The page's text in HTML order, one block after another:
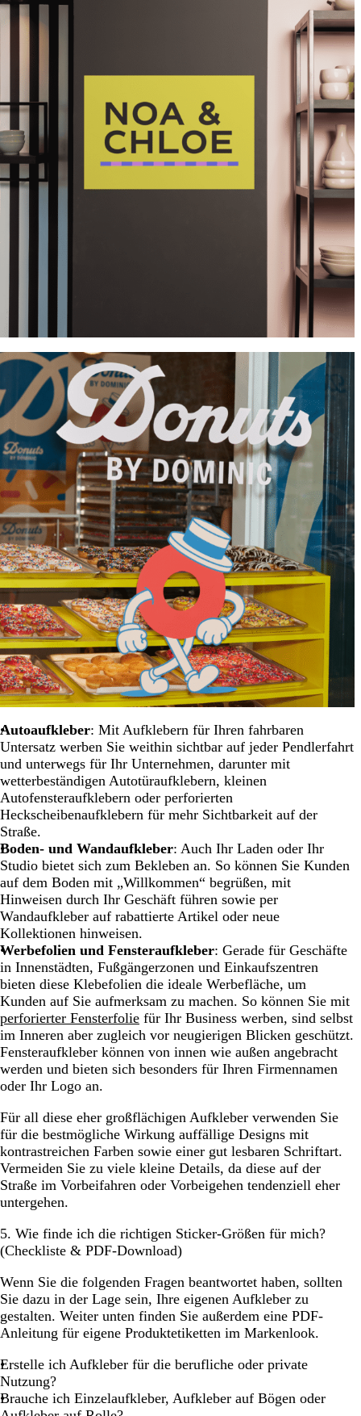
Autoaufkleber: Mit Aufklebern für Ihren fahrbaren
Untersatz werben Sie weithin sichtbar auf jeder Pendlerfahrt
und unterwegs für Ihr Unternehmen, darunter mit
wetterbeständigen Autotüraufklebern, kleinen
Autofensteraufklebern oder perforierten
Heckscheibenaufklebern für mehr Sichtbarkeit auf der
Straße.
Boden- und Wandaufkleber: Auch Ihr Laden oder Ihr
Studio bietet sich zum Bekleben an. So können Sie Kunden
auf dem Boden mit „Willkommen“ begrüßen, mit
Hinweisen durch Ihr Geschäft führen sowie per
Wandaufkleber auf rabattierte Artikel oder neue
Kollektionen hinweisen.
Werbefolien und Fensteraufkleber: Gerade für Geschäfte
in Innenstädten, Fußgängerzonen und Einkaufszentren
bieten diese Klebefolien die ideale Werbefläche, um
Kunden auf Sie aufmerksam zu machen. So können Sie mit
perforierter Fensterfolie für Ihr Business werben, sind selbst
im Inneren aber zugleich vor neugierigen Blicken geschützt.
Fensteraufkleber können von innen wie außen angebracht
werden und bieten sich besonders für Ihren Firmennamen
oder Ihr Logo an.
Für all diese eher großflächigen Aufkleber verwenden Sie
für die bestmögliche Wirkung auffällige Designs mit
kontrastreichen Farben sowie einer gut lesbaren Schriftart.
Vermeiden Sie zu viele kleine Details, da diese auf der
Straße im Vorbeifahren oder Vorbeigehen tendenziell eher
untergehen.
5. Wie finde ich die richtigen Sticker-Größen für mich?
(Checkliste & PDF-Download)
Wenn Sie die folgenden Fragen beantwortet haben, sollten
Sie dazu in der Lage sein, Ihre eigenen Aufkleber zu
gestalten. Weiter unten finden Sie außerdem eine PDF-
Anleitung für eigene Produktetiketten im Markenlook.
Erstelle ich Aufkleber für die berufliche oder private
Nutzung?
Brauche ich Einzelaufkleber, Aufkleber auf Bögen oder